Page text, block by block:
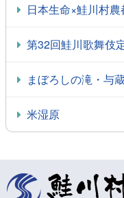
日本生命×鮭川村
第32回鮭川歌舞伎
まぼろしの滝・与
米湿原